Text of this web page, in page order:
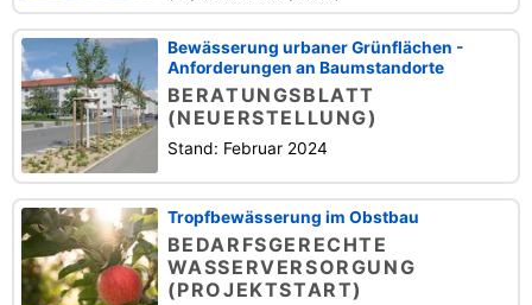
Bewässerung urbaner Grünflächen -
Anforderungen an Baumstandorte
BERATUNGSBLATT
(NEUERSTELLUNG)
Stand: Februar 2024
Tropfbewässerung im Obstbau
BEDARFSGERECHTE
WASSERVERSORGUNG
(PROJEKTSTART)